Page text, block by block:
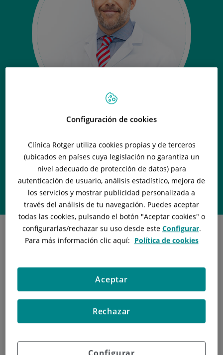
Dr. Jesús María
Mirasol García
Professional de
UNITAT DE TRACTAMENT DEL DOLOR
Licenciatura en Medicina y cirugía. Facultad Medicina.
Universidad de Cádiz (1990-1996)
Proyecto de Tesis Doctoral. Departamento de Citología-
Histoquímica. Facultad de Medicina. Universidad de Cádiz
Miembro de la Comisión de Docencia. Servicios
Configuración de cookies
Clínica Rotger utiliza cookies propias y de terceros
(ubicados en países cuya legislación no garantiza un
nivel adecuado de protección de datos) para
autenticación de usuario, análisis estadístico, mejora de
los servicios y mostrar publicidad personalizada a
través del análisis de tu navegación. Puedes aceptar
todas las cookies, pulsando el botón "Aceptar cookies" o
configurarlas/rechazarsu uso desde este Configurar.
Para más información clic aquí: Política de cookies
Rechazar
Aceptar